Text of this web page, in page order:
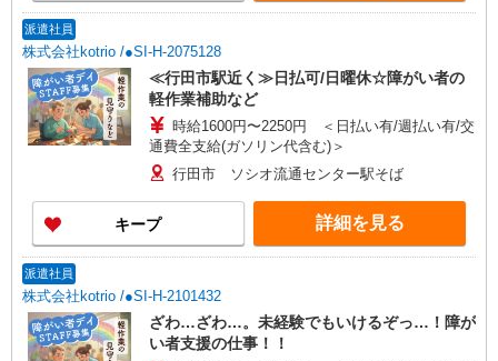
派遣社員
株式会社kotrio /●SI-H-2075128
≪行田市駅近く≫日払可/日曜休☆障がい者の
軽作業補助など
時給1600円〜2250円 ＜日払い有/週払い有/交
通費全支給(ガソリン代含む)＞
行田市 ソシオ流通センター駅そば
キープ 詳細を見る
派遣社員
株式会社kotrio /●SI-H-2101432
ざわ…ざわ…。未経験でもいけるぞっ…！障が
い者支援の仕事！！